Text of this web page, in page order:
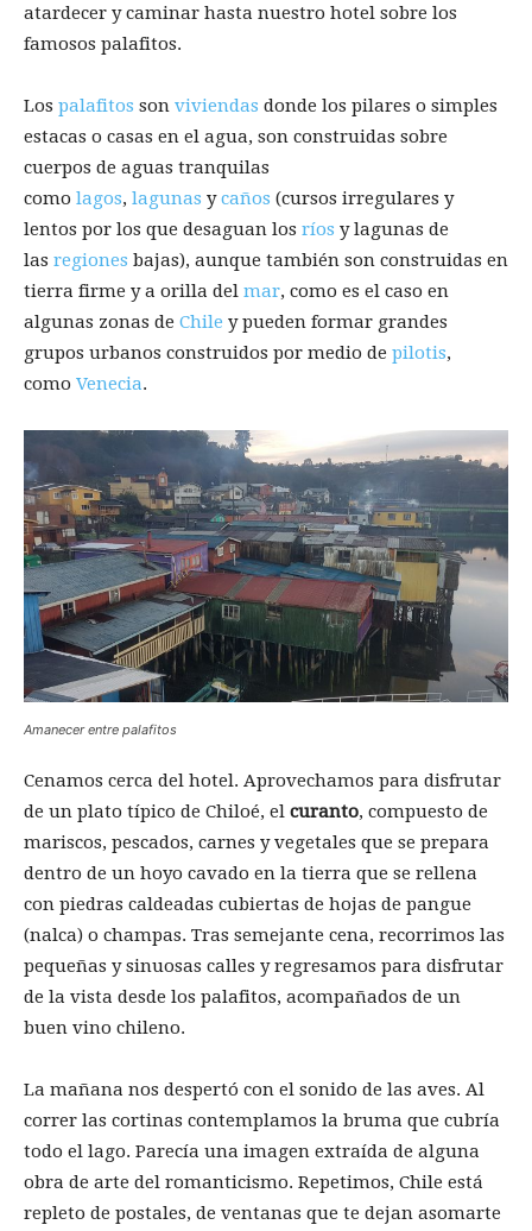
atardecer y caminar hasta nuestro hotel sobre los
famosos palafitos.
Los palafitos son viviendas donde los pilares o simples
estacas o casas en el agua, son construidas sobre
cuerpos de aguas tranquilas
como lagos, lagunas ycaños (cursos irregulares y
lentos por los que desaguan los ríos y lagunas de
las regiones bajas), aunque también son construidas en
tierra firme y a orilla del mar, como es el caso en
algunas zonas de Chile y pueden formar grandes
grupos urbanos construidos por medio de pilotis,
como Venecia.
Amanecer entre palafitos
Cenamos cerca del hotel. Aprovechamos para disfrutar
de un plato típico de Chiloé, el curanto, compuesto de
mariscos, pescados, carnes y vegetales que se prepara
dentro de un hoyo cavado en la tierra que se rellena
con piedras caldeadas cubiertas de hojas de pangue
(nalca) o champas. Tras semejante cena, recorrimos las
pequeñas y sinuosas calles y regresamos para disfrutar
de la vista desde los palafitos, acompañados de un
buen vino chileno.
La mañana nos despertó con el sonido de las aves. Al
correr las cortinas contemplamos la bruma que cubría
todo el lago. Parecía una imagen extraída de alguna
obra de arte del romanticismo. Repetimos, Chile está
repleto de postales, de ventanas que te dejan asomarte